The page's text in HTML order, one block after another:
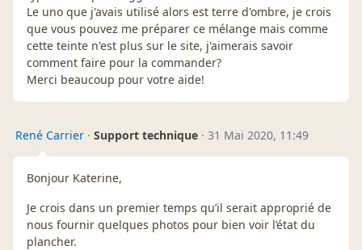
Le uno que j'avais utilisé alors est terre d'ombre, je crois
que vous pouvez me préparer ce mélange mais comme
cette teinte n'est plus sur le site, j'aimerais savoir
comment faire pour la commander?
Merci beaucoup pour votre aide!
René Carrier · Support technique · 31 Mai 2020, 11:49
Bonjour Katerine,
Je crois dans un premier temps qu’il serait approprié de
nous fournir quelques photos pour bien voir l’état du
plancher.